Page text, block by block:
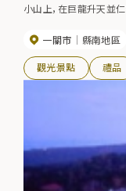
小山上，在巨龍升天並
以及秋天的紅葉景色，
在大州藤原氏和Itsumi
葉最佳時間：10月中旬
一關市 縣南地區
觀光景點 禮品